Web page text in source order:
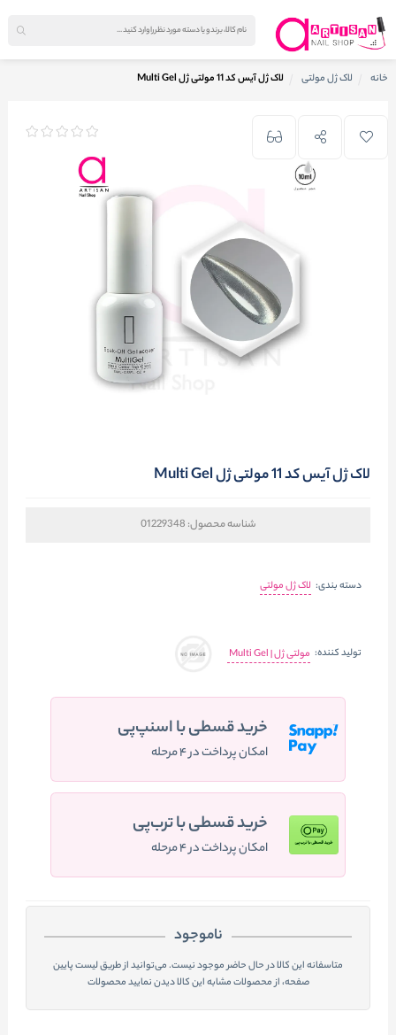
خانه لاک ژل مولتی لاک ژل آیس کد 11 مولتی ژل Multi Gel
لاک ژل آیس کد 11 مولتی ژل Multi Gel
شناسه محصول: 01229348
دسته بندی: لاک ژل مولتی
تولید کننده: مولتی ژل | Multi Gel
خرید قسطی با اسنپ‌پی
امکان پرداخت در ۴ مرحله
خرید قسطی با ترب‌پی
امکان پرداخت در ۴ مرحله
ناموجود
متاسفانه این کالا در حال حاضر موجود نیست. می‌توانید از طریق لیست پایین
صفحه، از محصولات مشابه این کالا دیدن نمایید محصولات